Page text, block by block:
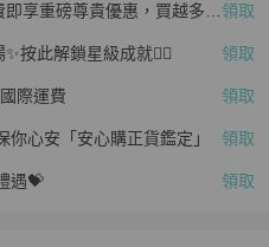
享重磅尊貴優惠，買越多、 領取
按此解鎖星級成就👆🏻 領取
際運費 領取
心安「安心購正貨鑑定」 領取
遇💝 領取